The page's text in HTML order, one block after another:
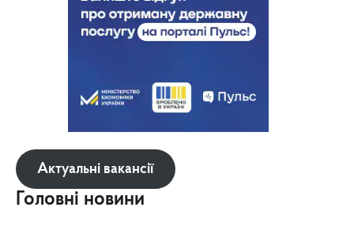
Актуальні вакансії
Головні новини